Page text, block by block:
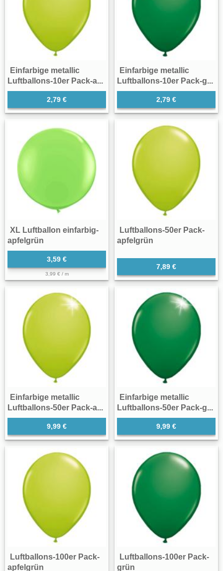
Einfarbige metallic
Luftballons-10er Pack-a...
2,79 €
Einfarbige metallic
Luftballons-10er Pack-g...
2,79 €
XL Luftballon einfarbig-
apfelgrün
3,59 €
3,99 € / m
Luftballons-50er Pack-
apfelgrün
7,89 €
Einfarbige metallic
Luftballons-50er Pack-a...
9,99 €
Einfarbige metallic
Luftballons-50er Pack-g...
9,99 €
Luftballons-100er Pack-
apfelgrün
Luftballons-100er Pack-
grün